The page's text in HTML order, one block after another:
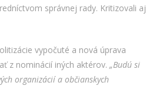
správnej rady. Kritizovali aj
vypočuté a nová úprava
z nominácií iných aktérov. „Budú si
organizácií a občianskych